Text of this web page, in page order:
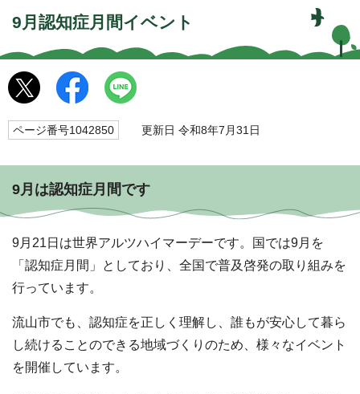
9月認知症月間イベント
ページ番号1042850 更新日 令和8年7月31日
9月は認知症月間です
9月21日は世界アルツハイマーデーです。国では9月を
「認知症月間」としており、全国で普及啓発の取り組みを
行っています。
流山市でも、認知症を正しく理解し、誰もが安心して暮ら
し続けることのできる地域づくりのため、様々なイベント
を開催しています。